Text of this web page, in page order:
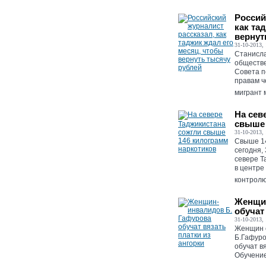
как
31-10-2013,
Совета
правам
мигрант
На
свыше
31-10-2013,
Свыше
сегодня,
севере
в
31-10-2013,
Женщин
обучат